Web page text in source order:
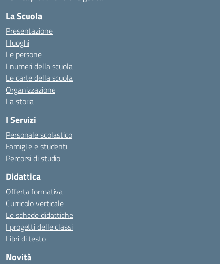
La Scuola
Presentazione
I luoghi
Le persone
I numeri della scuola
Le carte della scuola
Organizzazione
La storia
I Servizi
Personale scolastico
Famiglie e studenti
Percorsi di studio
Didattica
Offerta formativa
Curricolo verticale
Le schede didattiche
I progetti delle classi
Libri di testo
Novità